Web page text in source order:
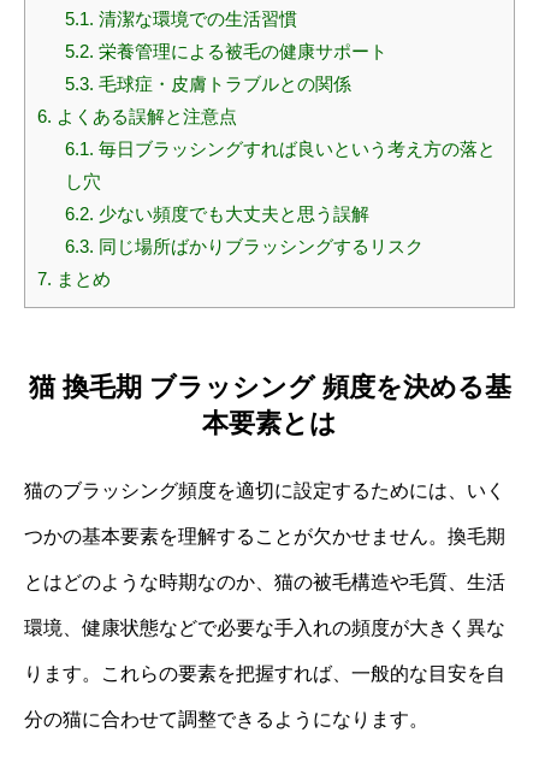
5.1. 清潔な環境での生活習慣
5.2. 栄養管理による被毛の健康サポート
5.3. 毛球症・皮膚トラブルとの関係
6. よくある誤解と注意点
6.1. 毎日ブラッシングすれば良いという考え方の落と
し穴
6.2. 少ない頻度でも大丈夫と思う誤解
6.3. 同じ場所ばかりブラッシングするリスク
7. まとめ
猫 換毛期 ブラッシング 頻度を決める基
本要素とは
猫のブラッシング頻度を適切に設定するためには、いく
つかの基本要素を理解することが欠かせません。換毛期
とはどのような時期なのか、猫の被毛構造や毛質、生活
環境、健康状態などで必要な手入れの頻度が大きく異な
ります。これらの要素を把握すれば、一般的な目安を自
分の猫に合わせて調整できるようになります。